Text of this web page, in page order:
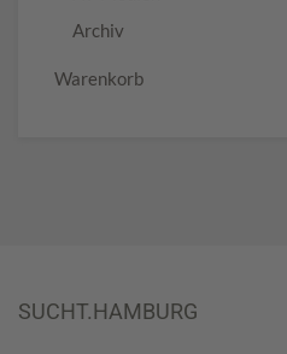
Archiv
Warenkorb
SUCHT.HAMBURG